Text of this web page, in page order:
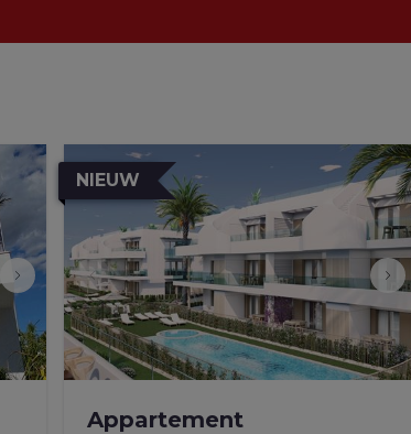
NIEUW
Appartement